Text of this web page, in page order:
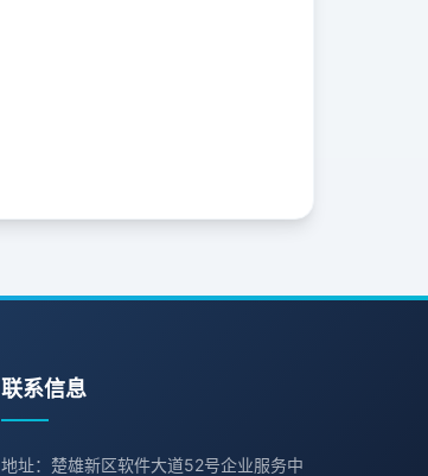
联系信息
地址：楚雄新区软件大道52号企业服务中